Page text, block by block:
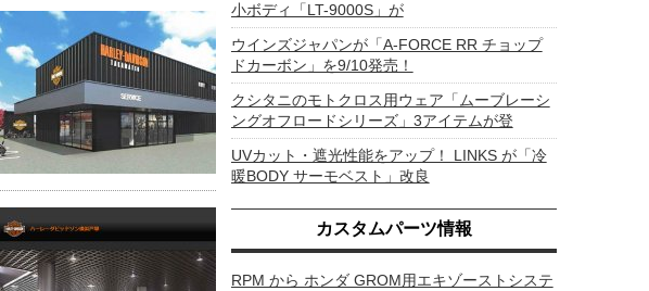
小ボディ「LT-9000S」が
ウインズジャパンが「A-FORCE RR チョップ
ドカーボン」を9/10発売！
クシタニのモトクロス用ウェア「ムーブレーシ
ングオフロードシリーズ」3アイテムが登
UVカット・遮光性能をアップ！ LINKS が「冷
暖BODY サーモベスト」改良
カスタムパーツ情報
RPM から ホンダ GROM用エキゾーストシステ